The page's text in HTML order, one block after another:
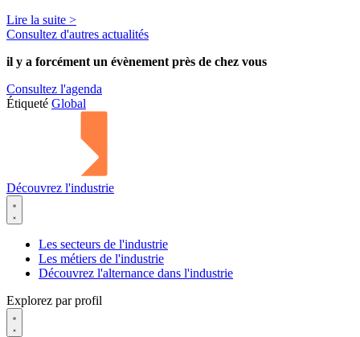
Lire la suite >
Consultez d'autres actualités
il y a forcément un évènement près de chez vous
Consultez l'agenda
Étiqueté Global
Découvrez l'industrie
Les secteurs de l'industrie
Les métiers de l'industrie
Découvrez l'alternance dans l'industrie
Explorez par profil